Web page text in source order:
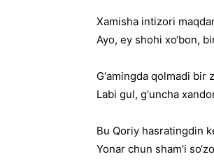
Xamisha intizori
Ayo, ey shohi xo‘bon,
G‘amingda qolmadi bir
Labi gul, g‘uncha
Bu Qoriy hasratingdin
Yonar chun sham’i